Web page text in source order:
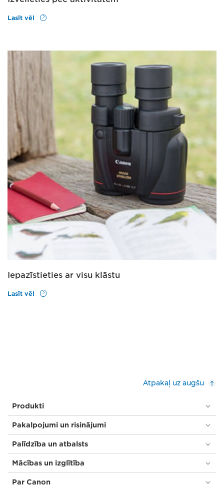
Lasīt vēl
Iepazīstieties ar visu klāstu
Lasīt vēl
Atpakaļ uz augšu
Produkti
Pakalpojumi un risinājumi
Palīdzība un atbalsts
Mācības un izglītība
Par Canon